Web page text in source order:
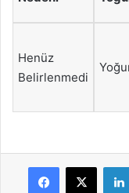
Henüz
Belirlenmedi
Facebook
X